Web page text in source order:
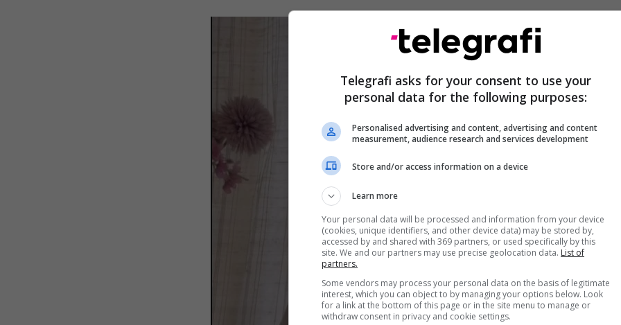
Telegrafi asks for your consent to use your
personal data for the following purposes:
Personalised advertising and content, advertising and content
measurement, audience research and services development
Store and/or access information on a device
Learn more
Your personal data will be processed and information from your device
(cookies, unique identifiers, and other device data) may be stored by,
accessed by and shared with 369 partners, or used specifically by this
site. We and our partners may use precise geolocation data. List of
partners.
Some vendors may process your personal data on the basis of legitimate
interest, which you can object to by managing your options below. Look
for a link at the bottom of this page or in the site menu to manage or
withdraw consent in privacy and cookie settings.